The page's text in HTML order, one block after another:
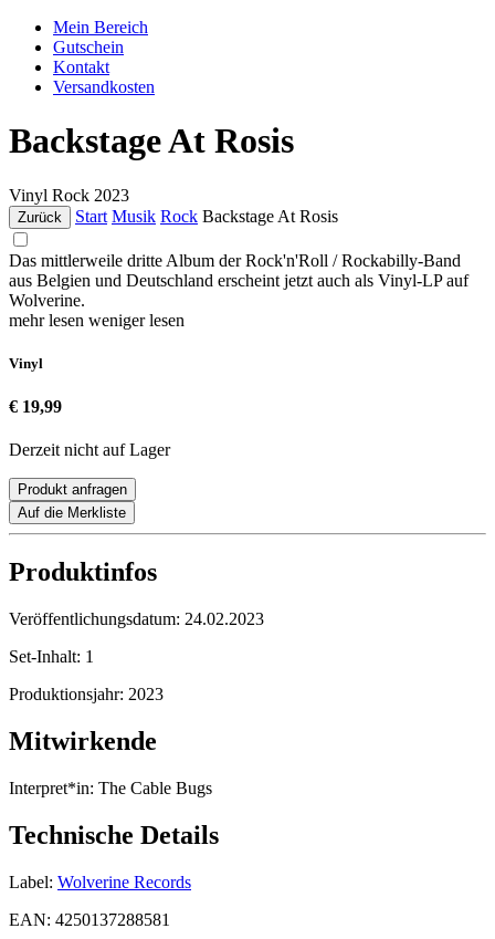
Mein Bereich
Gutschein
Kontakt
Versandkosten
Backstage At Rosis
Vinyl Rock 2023
Zurück Start Musik Rock Backstage At Rosis
Das mittlerweile dritte Album der Rock'n'Roll / Rockabilly-Band
aus Belgien und Deutschland erscheint jetzt auch als Vinyl-LP auf
Wolverine.
mehr lesen weniger lesen
Vinyl
€ 19,99
Derzeit nicht auf Lager
Produkt anfragen
Auf die Merkliste
Produktinfos
Veröffentlichungsdatum: 24.02.2023
Set-Inhalt: 1
Produktionsjahr: 2023
Mitwirkende
Interpret*in: The Cable Bugs
Technische Details
Label: Wolverine Records
EAN: 4250137288581